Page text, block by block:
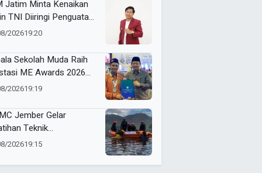
Jatim Minta Kenaikan
TNI Diiringi Penguatan
Guru
202619:20
Sekolah Muda Raih
ME Awards 2026
6 Medali
202619:19
Jember Gelar
Teknik
di Air Perkuat
202619:15